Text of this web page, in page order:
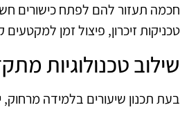
חכמה תעזור להם לפתח כישורים
טכניקות זיכרון, פיצול זמן
שילוב טכנולוגיות
בעת תכנון שיעורים בלמידה